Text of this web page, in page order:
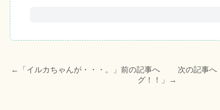
←「 イルカちゃんが・・・。
」前の記事へ 次の記事へ
グ！！
」→